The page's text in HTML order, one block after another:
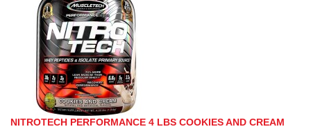
NITROTECH PERFORMANCE 4 LBS COOKIES AND CREAM